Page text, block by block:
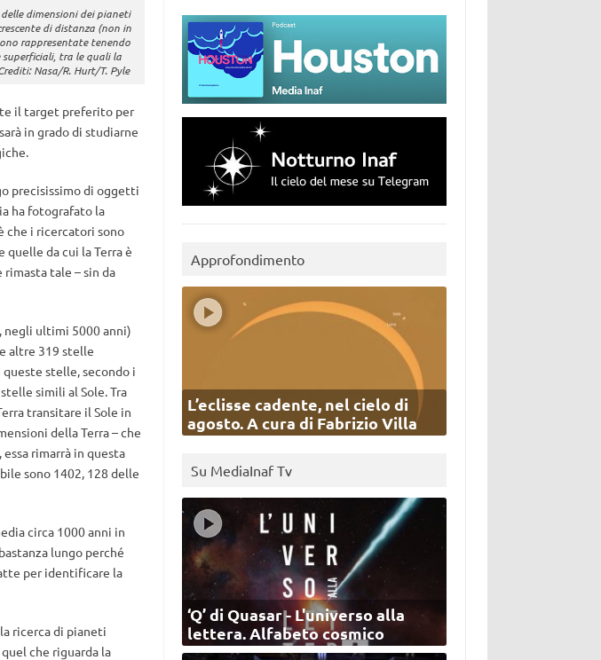
dimensioni dei pianeti
di distanza (non in
rappresentate tenendo
tra le quali la
Nasa/R. Hurt/T. Pyle
il target preferito per
in grado di studiarne
precisissimo di oggetti
ha fotografato la
che i ricercatori sono
da cui la Terra è
tale – sin da
negli ultimi 5000 anni)
altre 319 stelle
stelle, secondo i
simili al Sole. Tra
transitare il Sole in
della Terra – che
rimarrà in questa
sono 1402, 128 delle
circa 1000 anni in
lungo perché
per identificare la
ricerca di pianeti
che riguarda la
Approfondimento
L’eclisse cadente, nel cielo di
agosto. A cura di Fabrizio Villa
Su MediaInaf Tv
‘Q’ di Quasar - L'universo alla
lettera. Alfabeto cosmico